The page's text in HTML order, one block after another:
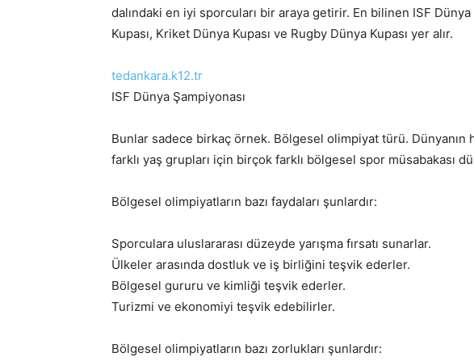
dalındaki en iyi sporcuları bir araya getirir. En bilinen ISF Dünya
Kupası, Kriket Dünya Kupası ve Rugby Dünya Kupası yer alır.
tedankara.k12.tr
ISF Dünya Şampiyonası
Bunlar sadece birkaç örnek. Bölgesel olimpiyat türü. Dünyanın
farklı yaş grupları için birçok farklı bölgesel spor müsabakası
Bölgesel olimpiyatların bazı faydaları şunlardır:
Sporculara uluslararası düzeyde yarışma fırsatı sunarlar.
Ülkeler arasında dostluk ve iş birliğini teşvik ederler.
Bölgesel gururu ve kimliği teşvik ederler.
Turizmi ve ekonomiyi teşvik edebilirler.
Bölgesel olimpiyatların bazı zorlukları şunlardır: